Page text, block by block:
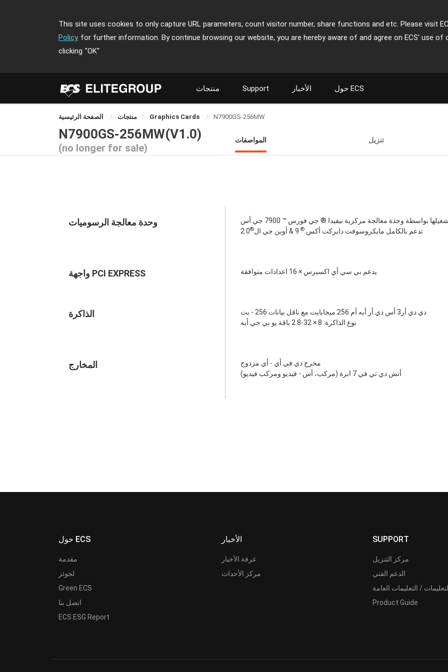
This site uses cookies to only capture URL parameters, count visitor number, share functions and etc. Please visit
Policy for further information. By continue browsing our website, you are hereby aware of and agree on ECS' use of
clicking "OK"
منتجات Support الأخبار حول ECS
منتجات Graphics Cards N7900GS-256MW
N7900GS-256MW(V1.0)
(no longer for sale)
المواصفات تنزيل
وحدة معالجة الرسوميات
بواسطة وحدة معالجة مركزية نيفيدا ® جي فورس ™ 7900 جي أس
تدعم بالكامل مايكروسوفت دايركت أكس ®
®
2.0
واجهة PCI EXPRESS يدعم بي سي أي اكسبرس × 16 اعدادات متوافقة
الذاكرة
دي دي أر3 أس دي أر أيه أم 256 ميجابايت مع ناقل بيانات 256 - بت
نوع الذاكرة: 8 × 32-2.8 باقة يو بي جي أيه
المخارج
مخرج دي في أي - أي مزدوج
أتش دي تي في 7 ابرة (مركب، أس - فيديو ومركب فيديو)
حول ECS
مقدمة
لجوئز
Green ECS
اتصل بنا
ECS ESG Report
الأخبار
غرفة الأخبار
مركز الأحداث
SUPPORT
مركز التنزيل
الدعم الفني
/ التعليمات العامة
Product Guide